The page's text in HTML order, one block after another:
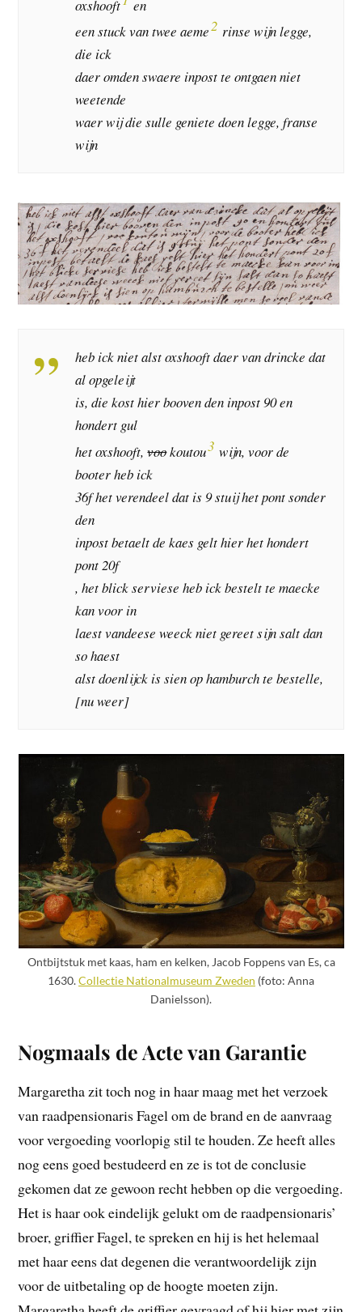
oxshooft
en
een stuck van twee aeme2 rinse wijn legge,
die ick
daer omden swaere inpost te ontgaen niet
weetende
waer wij die sulle geniete doen legge, franse
wijn
heb ick niet alst oxshooft daer van drincke dat
al opgeleijt
is, die kost hier booven den inpost 90 en
hondert gul
het oxshooft,vookoutou3 wijn, voor de
booter heb ick
36f het verendeel dat is 9 stuij het pont sonder
den
inpost betaelt de kaes gelt hier het hondert
pont 20f
, het blick serviese heb ick bestelt te maecke
kan voor in
laest vandeese weeck niet gereet sijn salt dan
so haest
alst doenlijck is sien op hamburch te bestelle,
[nu weer]
Ontbijtstuk met kaas, ham en kelken, Jacob Foppens van Es, ca
1630.Collectie Nationalmuseum Zweden (foto: Anna
Danielsson).
Nogmaals de Acte van Garantie
Margaretha zit toch nog in haar maag met het verzoek
van raadpensionaris Fagel om de brand en de aanvraag
voor vergoeding voorlopig stil te houden. Ze heeft alles
nog eens goed bestudeerd en ze is tot de conclusie
gekomen dat ze gewoon recht hebben op die vergoeding.
Het is haar ook eindelijk gelukt om de raadpensionaris’
broer, griffier Fagel, te spreken en hij is het helemaal
met haar eens dat degenen die verantwoordelijk zijn
voor de uitbetaling op de hoogte moeten zijn.